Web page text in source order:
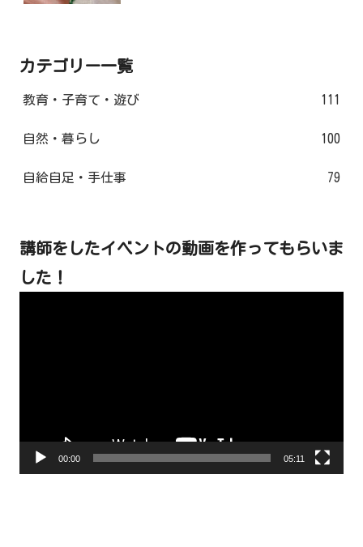
カテゴリー一覧
教育・子育て・遊び 111
自然・暮らし 100
自給自足・手仕事 79
講師をしたイベントの動画を作ってもらいま
した！
00:00 05:11